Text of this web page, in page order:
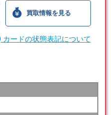
買取情報を見る
カードの状態表記について